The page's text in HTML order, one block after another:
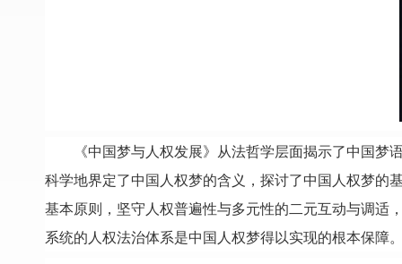
《中国梦与人权发展》从法哲学层面揭示了中国
科学地界定了中国人权梦的含义，探讨了中国人权梦的
基本原则，坚守人权普遍性与多元性的二元互动与调适
系统的人权法治体系是中国人权梦得以实现的根本保障